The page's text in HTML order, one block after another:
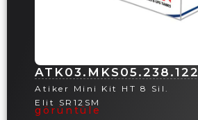
ATK03.MKS05.238.122
Atiker Mini Kit HT 8 Sil.
Elit SR12SM
görüntüle